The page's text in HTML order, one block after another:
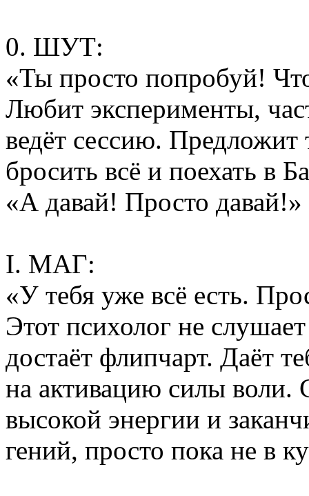
0. ШУТ:
«Ты просто попробуй!
Любит эксперименты,
ведёт сессию. Предложит
бросить всё и поехать в
«А давай! Просто давай!»
I. МАГ:
«У тебя уже всё есть.
Этот психолог не
достаёт флипчарт. Даёт
на активацию силы воли.
высокой энергии и
гений, просто пока не в